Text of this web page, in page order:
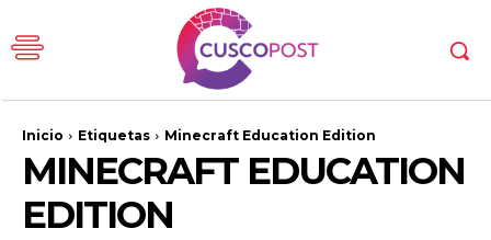
Inicio Etiquetas Minecraft Education Edition
MINECRAFT EDUCATION
EDITION